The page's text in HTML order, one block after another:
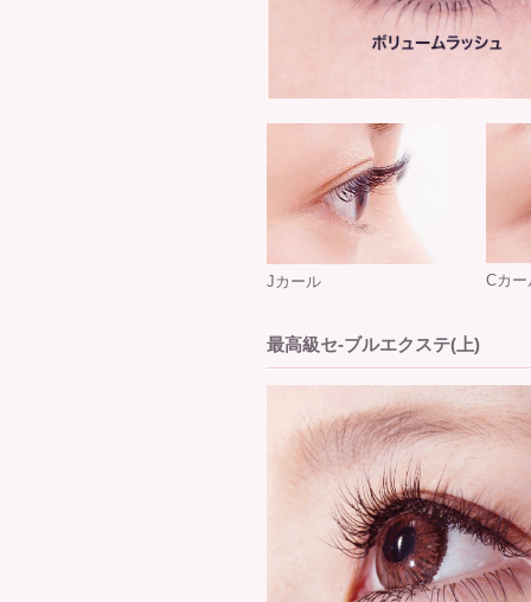
Jカール Cカー
最高級セ-ブルエクステ(上)